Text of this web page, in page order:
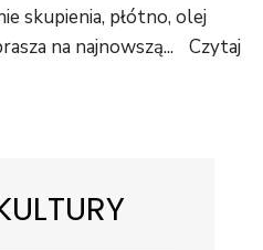
skupienia, płótno, olej
na najnowszą...
Czytaj